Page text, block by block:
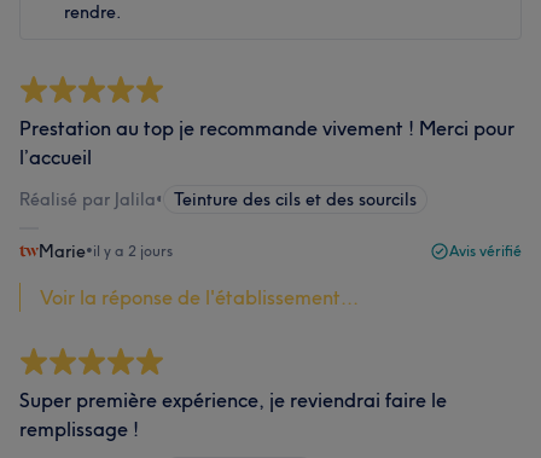
rendre.
Prestation au top je recommande vivement ! Merci pour
l’accueil
Réalisé par Jalila• Teinture des cils et des sourcils
Marie•il y a 2 jours Avis vérifié
Voir la réponse de l'établissement...
Super première expérience, je reviendrai faire le
remplissage !